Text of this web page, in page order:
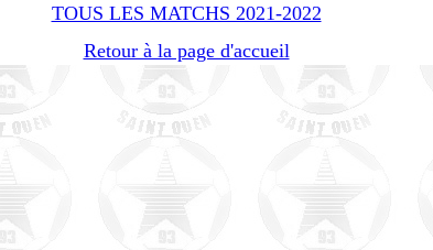
TOUS LES MATCHS 2021-2022
Retour à la page d'accueil